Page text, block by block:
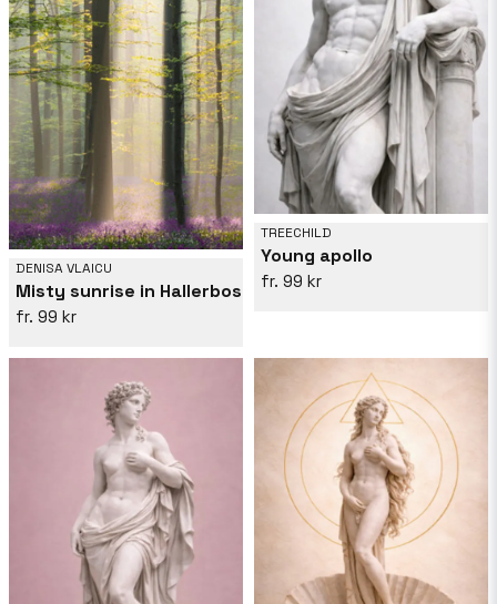
DENISA VLAICU
Misty sunrise in Hallerbos
99 kr
TREECHILD
Young apollo
99 kr